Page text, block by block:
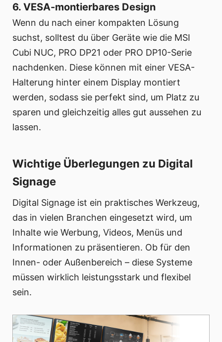
6. VESA-montierbares Design
Wenn du nach einer kompakten Lösung
suchst, solltest du über Geräte wie die MSI
Cubi NUC, PRO DP21 oder PRO DP10-Serie
nachdenken. Diese können mit einer VESA-
Halterung hinter einem Display montiert
werden, sodass sie perfekt sind, um Platz zu
sparen und gleichzeitig alles gut aussehen zu
lassen.
Wichtige Überlegungen zu Digital
Signage
Digital Signage ist ein praktisches Werkzeug,
das in vielen Branchen eingesetzt wird, um
Inhalte wie Werbung, Videos, Menüs und
Informationen zu präsentieren. Ob für den
Innen- oder Außenbereich – diese Systeme
müssen wirklich leistungsstark und flexibel
sein.